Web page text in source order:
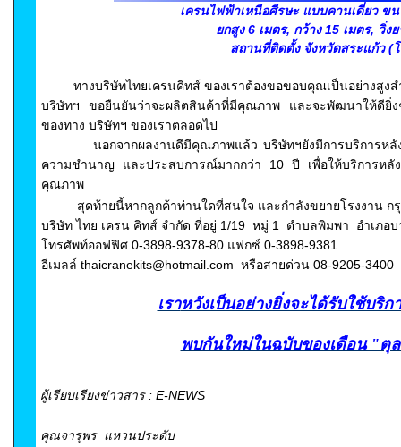
เครนไฟฟ้าเหนือศีรษะ แบบคานเดี่ยว ข
ยกสูง 6 เมตร, กว้าง 15 เมตร, วิ่ง
สถานที่ติดตั้ง จังหวัดสระแก้ว (
ทางบริษัทไทยเครนคิทส์ ของเราต้องขอขอบคุณเป็นอย่างสูง
บริษัทฯ ขอยืนยันว่าจะผลิตสินค้าที่มีคุณภาพ และจะพัฒนาให้ดียิ่
ของทาง บริษัทฯ ของเราตลอดไป
นอกจากผลงานดีมีคุณภาพแล้ว บริษัทฯยังมีการบริการหลั
ความชำนาญ และประสบการณ์มากกว่า 10 ปี เพื่อให้บริการหลั
คุณภาพ
สุดท้ายนี้หากลูกค้าท่านใดที่สนใจ และกำลังขยายโรงงาน
บริษัท ไทย เครน คิทส์ จำกัด ที่อยู่ 1/19 หมู่ 1 ตำบลพิมพา อำเภอบ
โทรศัพท์ออฟฟิศ 0-3898-9378-80 แฟกซ์ 0-3898-9381
อีเมลล์ thaicranekits@hotmail.com หรือสายด่วน 08-9205-3400
เราหวังเป็นอย่างยิ่งจะได้รับใช้บริก
พบกันใหม่ในฉบับของเดือน "ตุ
ผู้เรียบเรียงข่าวสาร : E-NEWS
คุณจารุพร แหวนประดับ